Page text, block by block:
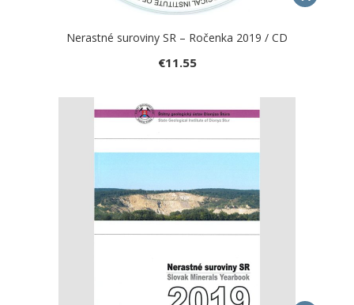
Nerastné suroviny SR – Ročenka 2019 / CD
€11.55